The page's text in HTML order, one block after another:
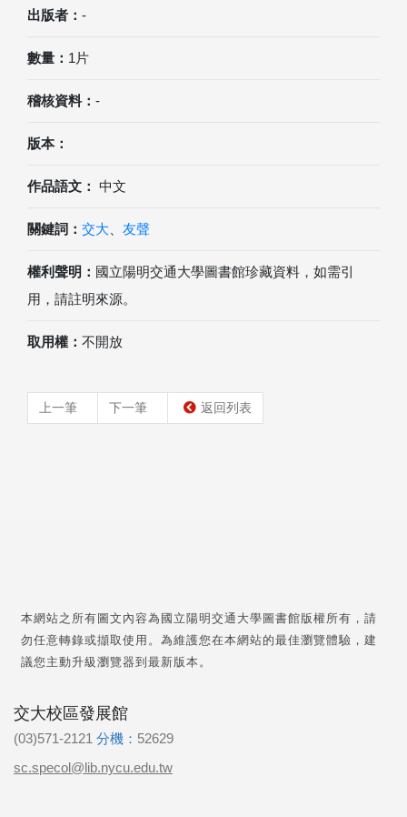
出版者： -
數量： 1片
稽核資料： -
版本：
作品語文： 中文
關鍵詞： 交大 友聲
權利聲明： 國立陽明交通大學圖書館珍藏資料，如需引
用，請註明來源。
取用權： 不開放
上一筆 下一筆 返回列表
本網站之所有圖文內容為國立陽明交通大學圖書館版權所有，請
勿任意轉錄或擷取使用。為維護您在本網站的最佳瀏覽體驗，建
議您主動升級瀏覽器到最新版本。
交大校區發展館
(03)571-2121 分機： 52629
sc.specol@lib.nycu.edu.tw